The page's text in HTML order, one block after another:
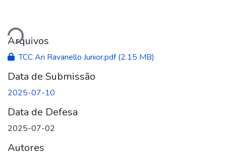
Arquivos
TCC Ari Ravanello Junior.pdf(2.15 MB)
Data de Submissão
2025-07-10
Data de Defesa
2025-07-02
Autores